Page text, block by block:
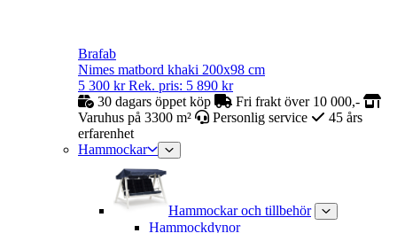
Brafab
Nimes matbord khaki 200x98 cm
5 300 kr Rek. pris: 5 890 kr
30 dagars öppet köp
Fri frakt över 10 000,-
Varuhus på 3300 m²
Personlig service
45 års
erfarenhet
Hammockar
Hammockar och tillbehör
Hammockdynor